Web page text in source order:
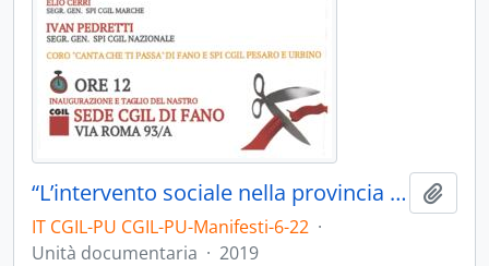
“L’intervento sociale nella provincia di Pesaro e Urbino” - 2019
IT CGIL-PU CGIL-PU-Manifesti-6-22 ·
Unità documentaria · 2019